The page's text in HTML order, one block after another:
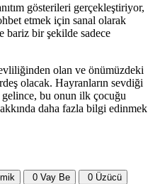
gösterileri gerçekleştiriyor,
etmek için sanal olarak
bariz bir şekilde sadece
olan ve önümüzdeki
olacak. Hayranların sevdiği
bu onun ilk çocuğu
daha fazla bilgi edinmek
0 Vay Be 0 Üzücü